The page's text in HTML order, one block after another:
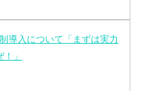
導入について「まずは実力
」